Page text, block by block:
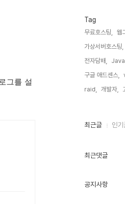
그를 설
Tag
무료호스팅, 웹
가상서버호스팅,
전자담배,
구글 애드센스,
raid,
개발자,
최
인
최근글 인기
최근댓글
공지사항